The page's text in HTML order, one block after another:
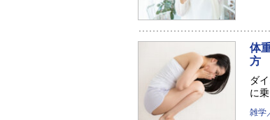
体
方
ダ
に
雑学